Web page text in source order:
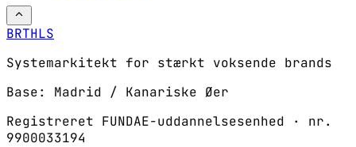
BRTHLS
Systemarkitekt for stærkt voksende brands
Base: Madrid / Kanariske Øer
Registreret FUNDAE-uddannelsesenhed · nr.
9900033194